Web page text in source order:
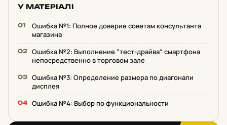
У МАТЕРІАЛІ
Ошибка №1: Полное доверие советам консультанта
магазина
Ошибка №2: Выполнение "тест-драйва" смартфона
непосредственно в торговом зале
Ошибка №3: Определение размера по диагонали
дисплея
Ошибка №4: Выбор по функциональности